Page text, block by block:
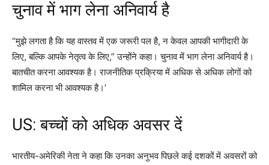
चुनाव में भाग लेना अनिवार्य है
“मुझे लगता है कि यह वास्तव में एक जरूरी पल है, न केवल आपकी भागीदारी के
लिए, बल्कि आपके नेतृत्व के लिए,” उन्होंने कहा। चुनाव में भाग लेना अनिवार्य है।
बातचीत करना आवश्यक है। राजनीतिक प्रक्रिया में अधिक से अधिक लोगों को
शामिल करना भी आवश्यक है।’
US: बच्चों को अधिक अवसर दें
भारतीय-अमेरिकी नेता ने कहा कि उनका अनुभव पिछले कई दशकों में अवसरों को